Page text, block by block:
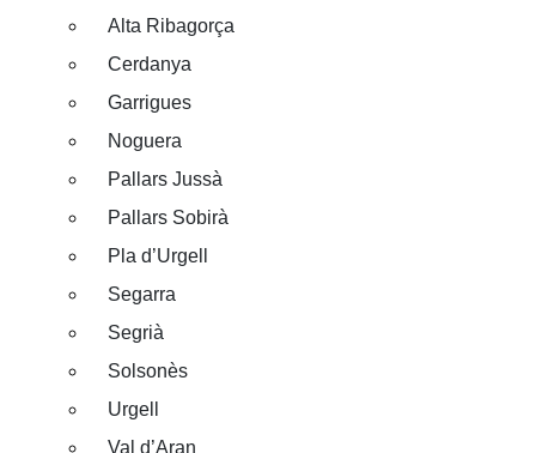
Alta Ribagorça
Cerdanya
Garrigues
Noguera
Pallars Jussà
Pallars Sobirà
Pla d’Urgell
Segarra
Segrià
Solsonès
Urgell
Val d’Aran